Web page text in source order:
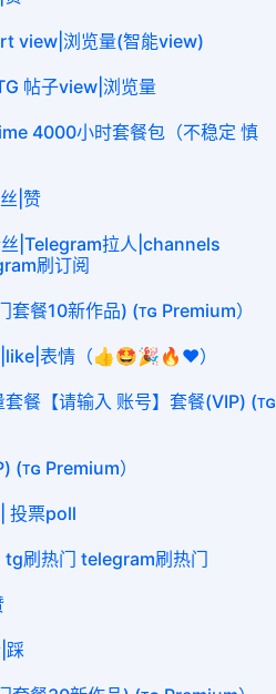
view|浏览量(智能view)
帖子view|浏览量
4000小时套餐包（不稳定 慎
|赞
|Telegram拉人|channels
刷订阅
餐10新作品) (ᴛɢ Premium）
|like|表情（👍🤩🎉🔥❤️）
餐【请输入 账号】套餐(VIP) (ᴛɢ
(ᴛɢ Premium）
投票poll
刷热门 telegram刷热门
踩